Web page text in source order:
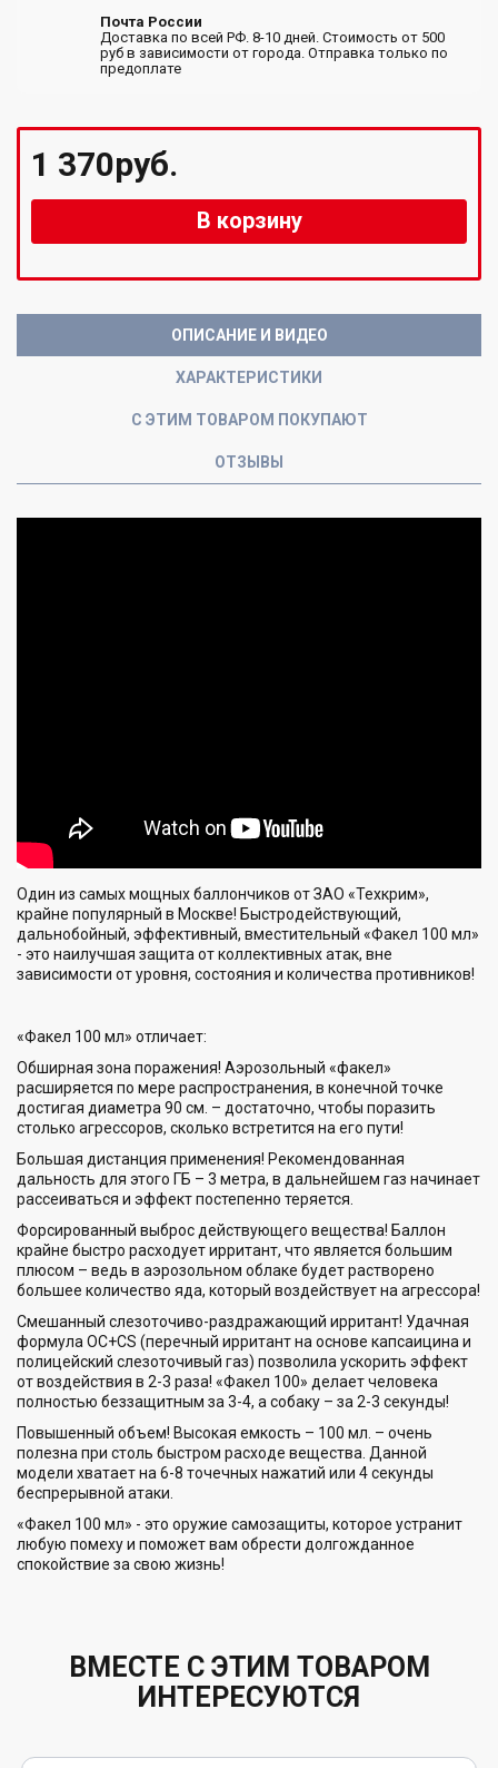
Почта России
Доставка по всей РФ. 8-10 дней. Стоимость от 500
руб в зависимости от города. Отправка только по
предоплате
1 370руб.
В корзину
ОПИСАНИЕ И ВИДЕО
ХАРАКТЕРИСТИКИ
С ЭТИМ ТОВАРОМ ПОКУПАЮТ
ОТЗЫВЫ
Один из самых мощных баллончиков от ЗАО «Техкрим»,
крайне популярный в Москве! Быстродействующий,
дальнобойный, эффективный, вместительный «Факел 100 мл»
- это наилучшая защита от коллективных атак, вне
зависимости от уровня, состояния и количества противников!
«Факел 100 мл» отличает:
Обширная зона поражения! Аэрозольный «факел»
расширяется по мере распространения, в конечной точке
достигая диаметра 90 см. – достаточно, чтобы поразить
столько агрессоров, сколько встретится на его пути!
Большая дистанция применения! Рекомендованная
дальность для этого ГБ – 3 метра, в дальнейшем газ начинает
рассеиваться и эффект постепенно теряется.
Форсированный выброс действующего вещества! Баллон
крайне быстро расходует ирритант, что является большим
плюсом – ведь в аэрозольном облаке будет растворено
большее количество яда, который воздействует на агрессора!
Смешанный слезоточиво-раздражающий ирритант! Удачная
формула ОС+CS (перечный ирритант на основе капсаицина и
полицейский слезоточивый газ) позволила ускорить эффект
от воздействия в 2-3 раза! «Факел 100» делает человека
полностью беззащитным за 3-4, а собаку – за 2-3 секунды!
Повышенный объем! Высокая емкость – 100 мл. – очень
полезна при столь быстром расходе вещества. Данной
модели хватает на 6-8 точечных нажатий или 4 секунды
беспрерывной атаки.
«Факел 100 мл» - это оружие самозащиты, которое устранит
любую помеху и поможет вам обрести долгожданное
спокойствие за свою жизнь!
ВМЕСТЕ С ЭТИМ ТОВАРОМ
ИНТЕРЕСУЮТСЯ